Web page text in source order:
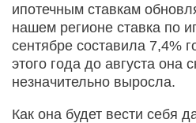
ипотечным ставкам
нашем регионе ставка по
сентябре составила 7,4%
этого года до августа она
незначительно выросла.
Как она будет вести себя